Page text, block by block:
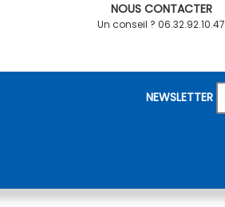
NOUS CONTACTER
Un conseil ? 06.32.92.10.47
NEWSLETTER